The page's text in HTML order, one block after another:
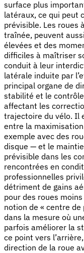
surface plus
latéraux, ce qui peut
prévisible. Les roues
traînée, peuvent
élevées et des
difficiles à maîtriser
conduit à leur
latérale induite par
principal organe de
stabilité et le
affectant les
trajectoire du vélo. Il
entre la
exemple avec des
disque — et le
prévisible dans les
rencontrées en
professionnelles
détriment de gains
pour des roues
notion de « centre
dans la mesure où
parfois améliorer la
ce point vers
direction de la roue